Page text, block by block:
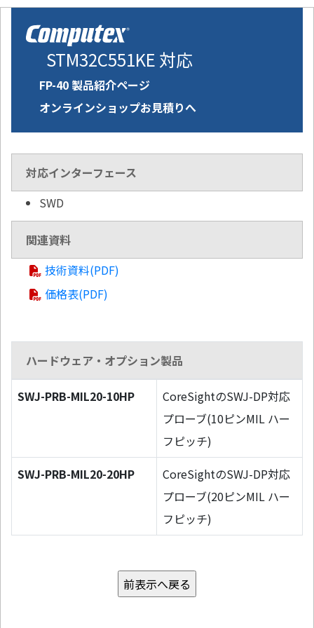
STM32C551KE 対応
FP-40 製品紹介ページ
オンラインショップお見積りへ
対応インターフェース
SWD
関連資料
技術資料(PDF)
価格表(PDF)
ハードウェア・オプション製品
SWJ-PRB-MIL20-10HP
CoreSightのSWJ-DP対応
プローブ(10ピンMIL ハー
フピッチ)
SWJ-PRB-MIL20-20HP
CoreSightのSWJ-DP対応
プローブ(20ピンMIL ハー
フピッチ)